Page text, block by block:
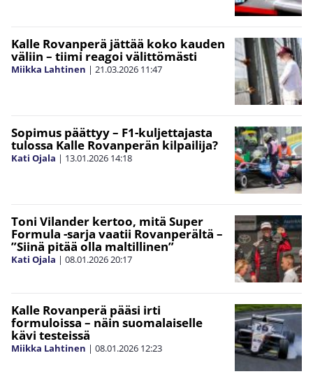
Kalle Rovanperä jättää koko kauden
väliin – tiimi reagoi välittömästi
Miikka Lahtinen | 21.03.2026 11:47
Sopimus päättyy – F1-kuljettajasta
tulossa Kalle Rovanperän kilpailija?
Kati Ojala | 13.01.2026 14:18
Toni Vilander kertoo, mitä Super
Formula -sarja vaatii Rovanperältä –
”Siinä pitää olla maltillinen”
Kati Ojala | 08.01.202620:17
Kalle Rovanperä pääsi irti
formuloissa – näin suomalaiselle
kävi testeissä
Miikka Lahtinen | 08.01.2026 12:23